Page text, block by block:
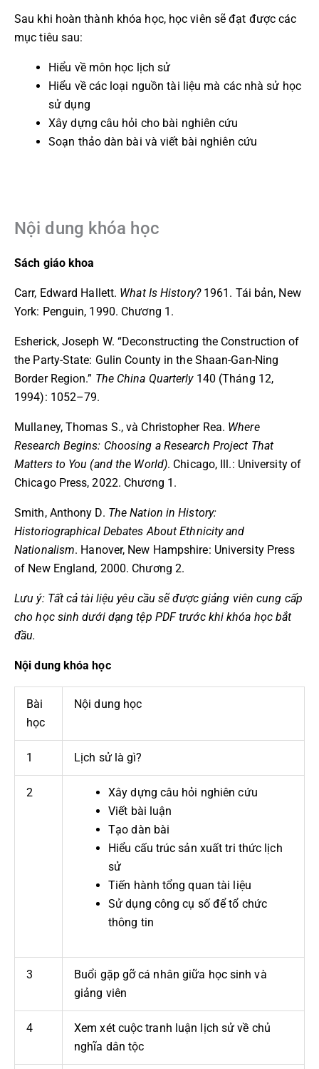
Sau khi hoàn thành khóa học, học viên sẽ đạt được các
mục tiêu sau:
Hiểu về môn học lịch sử
Hiểu về các loại nguồn tài liệu mà các nhà sử học
sử dụng
Xây dựng câu hỏi cho bài nghiên cứu
Soạn thảo dàn bài và viết bài nghiên cứu
Nội dung khóa học
Sách giáo khoa
Carr, Edward Hallett. What Is History? 1961. Tái bản, New
York: Penguin, 1990. Chương 1.
Esherick, Joseph W. “Deconstructing the Construction of
the Party-State: Gulin County in the Shaan-Gan-Ning
Border Region.” The China Quarterly 140 (Tháng 12,
1994): 1052–79.
Mullaney, Thomas S., và Christopher Rea. Where
Research Begins: Choosing a Research Project That
Matters to You (and the World). Chicago, Ill.: University of
Chicago Press, 2022. Chương 1.
Smith, Anthony D. The Nation in History:
Historiographical Debates About Ethnicity and
Nationalism. Hanover, New Hampshire: University Press
of New England, 2000. Chương 2.
Lưu ý: Tất cả tài liệu yêu cầu sẽ được giảng viên cung cấp
cho học sinh dưới dạng tệp PDF trước khi khóa học bắt
đầu.
Nội dung khóa học
Bài
học
Nội dung học
1 Lịch sử là gì?
2
Xây dựng câu hỏi nghiên cứu
Viết bài luận
Tạo dàn bài
Hiểu cấu trúc sản xuất tri thức lịch
sử
Tiến hành tổng quan tài liệu
Sử dụng công cụ số để tổ chức
thông tin
3
Buổi gặp gỡ cá nhân giữa học sinh và
giảng viên
4
Xem xét cuộc tranh luận lịch sử về chủ
nghĩa dân tộc